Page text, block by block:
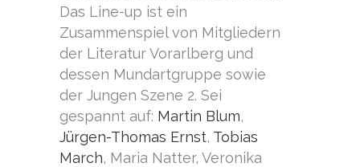
Das Line-up ist ein
Zusammenspiel von Mitgliedern
der Literatur Vorarlberg und
dessen Mundartgruppe sowie
der Jungen Szene 2. Sei
gespannt auf: Martin Blum,
Jürgen-Thomas Ernst, Tobias
March, Maria Natter, Veronika